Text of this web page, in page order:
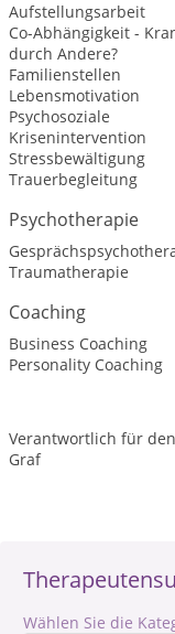
Wählen Sie die
Aufstellungsarbeit
Co-Abhängigkeit -
durch Andere?
Familienstellen
Lebensmotivation
Psychosoziale
Krisenintervention
Stressbewältigung
Trauerbegleitung
Psychotherapie
Traumatherapie
Coaching
Business Coaching
Personality Coaching
Verantwortlich für
Graf